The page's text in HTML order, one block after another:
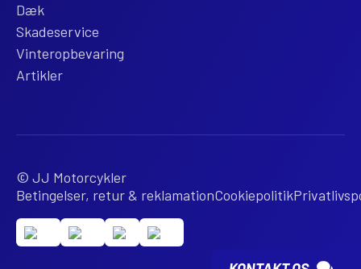
Dæk
Skadeservice
Vinteropbevaring
Artikler
© JJ Motorcykler
Betingelser, retur & reklamationCookiepolitik